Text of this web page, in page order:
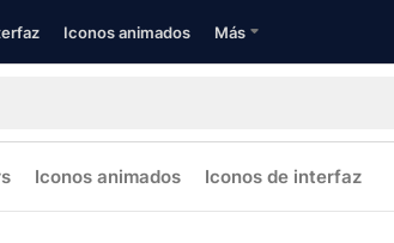
Iconos animados Más
Iconos animados Iconos de interfaz